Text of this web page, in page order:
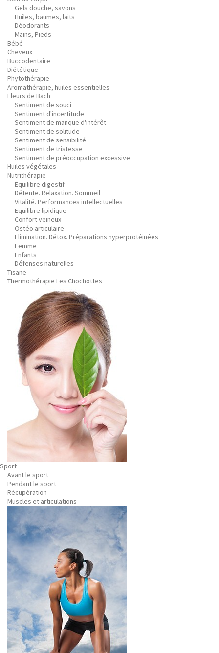
Gels douche, savons
Huiles, baumes, laits
Déodorants
Mains, Pieds
Bébé
Cheveux
Buccodentaire
Diététique
Phytothérapie
Aromathérapie, huiles essentielles
Fleurs de Bach
Sentiment de souci
Sentiment d'incertitude
Sentiment de manque d'intérêt
Sentiment de solitude
Sentiment de sensibilité
Sentiment de tristesse
Sentiment de préoccupation excessive
Huiles végétales
Nutrithérapie
Equilibre digestif
Détente. Relaxation. Sommeil
Vitalité. Performances intellectuelles
Equilibre lipidique
Confort veineux
Ostéo articulaire
Elimination. Détox. Préparations hyperprotéinées
Femme
Enfants
Défenses naturelles
Tisane
Thermothérapie Les Chochottes
Sport
Avant le sport
Pendant le sport
Récupération
Muscles et articulations